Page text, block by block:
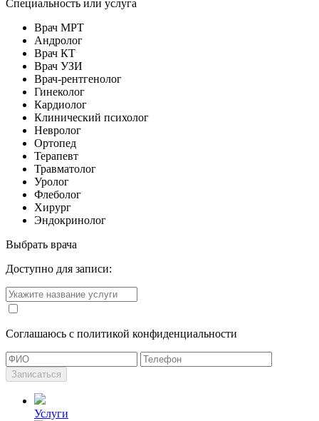
Специальность или услуга
Врач МРТ
Андролог
Врач КТ
Врач УЗИ
Врач-рентгенолог
Гинеколог
Кардиолог
Клинический психолог
Невролог
Ортопед
Терапевт
Травматолог
Уролог
Флеболог
Хирург
Эндокринолог
Выбрать врача
Доступно для записи:
Cоглашаюсь с политикой конфиденциальности
Записаться
Услуги